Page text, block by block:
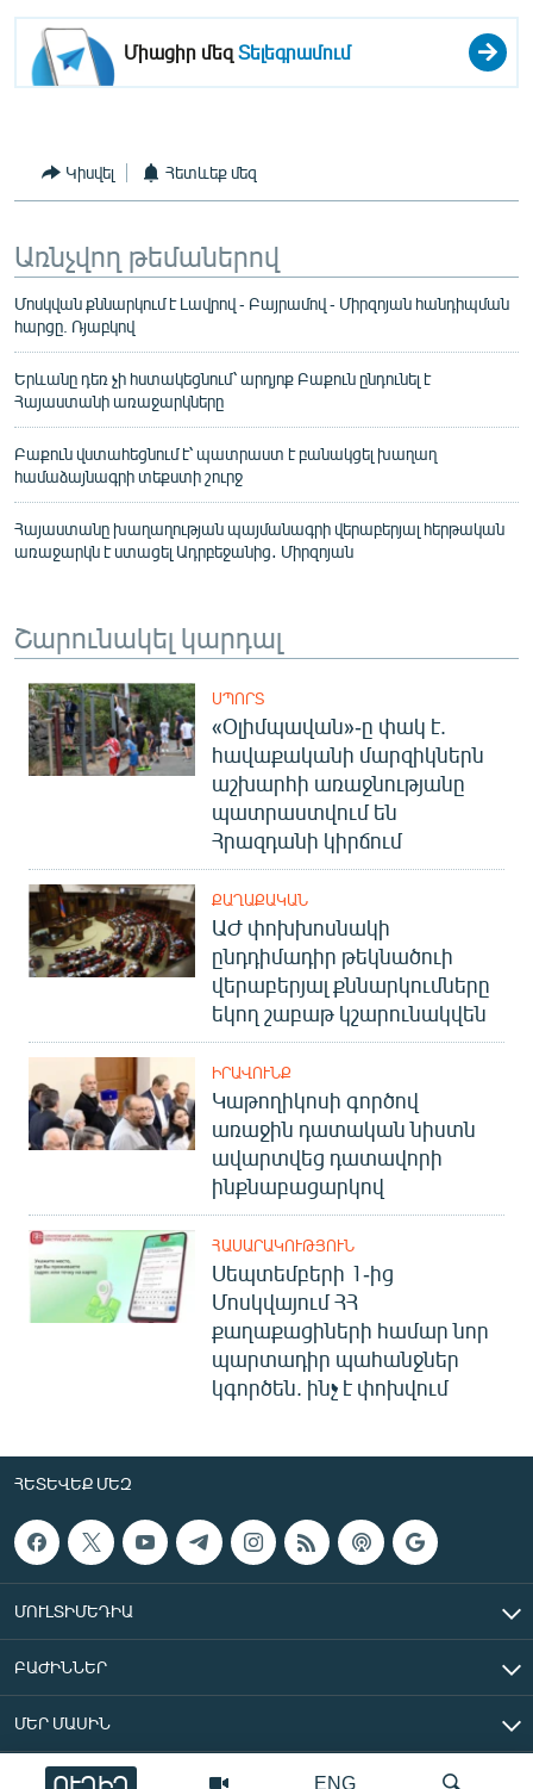
ENG
ՈՒՂԻՂ
Միացիր մեզՏելեգրամում
Կիսվել Հետևեք մեզ
Առնչվող թեմաներով
Մոսկվան քննարկում է Լավրով - Բայրամով - Միրզոյան հանդիպման
հարցը. Ռյաբկով
Երևանը դեռ չի հստակեցնում՝ արդյոք Բաքուն ընդունել է
Հայաստանի առաջարկները
Բաքուն վստահեցնում է՝ պատրաստ է բանակցել խաղաղ
համաձայնագրի տեքստի շուրջ
Հայաստանը խաղաղության պայմանագրի վերաբերյալ հերթական
առաջարկն է ստացել Ադրբեջանից․ Միրզոյան
Շարունակել կարդալ
ՍՊՈՐՏ
«Օլիմպավան»-ը փակ է.
հավաքականի մարզիկներն
աշխարհի առաջնությանը
պատրաստվում են
Հրազդանի կիրճում
ՔԱՂԱՔԱԿԱՆ
ԱԺ փոխխոսնակի
ընդդիմադիր թեկնածուի
վերաբերյալ քննարկումները
եկող շաբաթ կշարունակվեն
ԻՐԱՎՈՒՆՔ
Կաթողիկոսի գործով
առաջին դատական նիստն
ավարտվեց դատավորի
ինքնաբացարկով
ՀԱՍԱՐԱԿՈՒԹՅՈՒՆ
Սեպտեմբերի 1-ից
Մոսկվայում ՀՀ
քաղաքացիների համար նոր
պարտադիր պահանջներ
կգործեն. ինչ է փոխվում
ՀԵՏԵՎԵՔ ՄԵԶ
ՄՈՒԼՏԻՄԵԴԻԱ
ԲԱԺԻՆՆԵՐ
ՄԵՐ ՄԱՍԻՆ
«Ազատ Եվրոպա/Ազատություն» ռադիոկայան © 2026